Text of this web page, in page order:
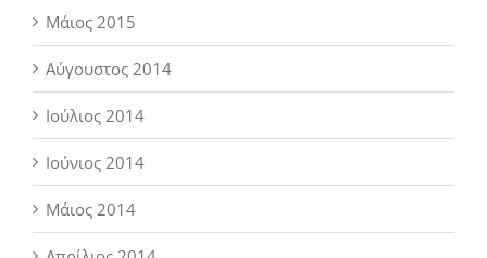
Μάιος 2015
Αύγουστος 2014
Ιούλιος 2014
Ιούνιος 2014
Μάιος 2014